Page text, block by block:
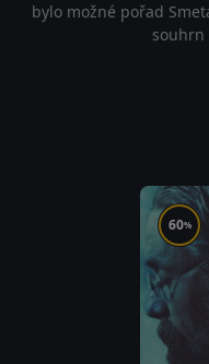
bylo možné pořad
60%